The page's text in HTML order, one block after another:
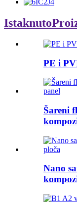
Istaknuto
PE i
Šareni
Nano